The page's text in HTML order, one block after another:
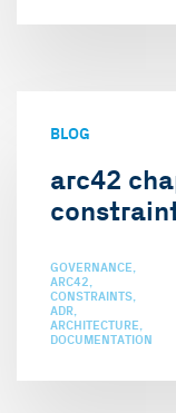
BLOG
arc42
GOVERNANCE
ARC42
CONSTRAINTS
ADR
ARCHITECTURE
DOCUMENTATION